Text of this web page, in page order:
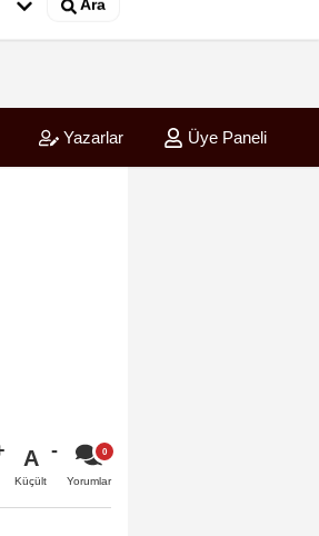
Ara
Yazarlar Üye Paneli
A
Küçült Yorumlar